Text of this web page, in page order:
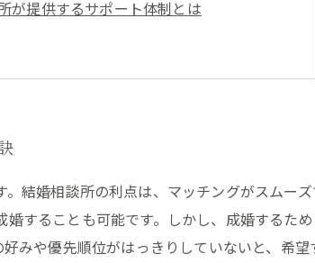
が提供するサポート体制とは
結婚相談所の利点は、マッチングがスムー
することも可能です。しかし、成婚するた
みや優先順位がはっきりしていないと、希